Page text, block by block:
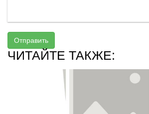
Отправить
ЧИТАЙТЕ ТАКЖЕ: